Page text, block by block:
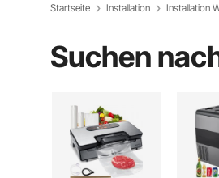
Startseite Installation Installation
Suchen